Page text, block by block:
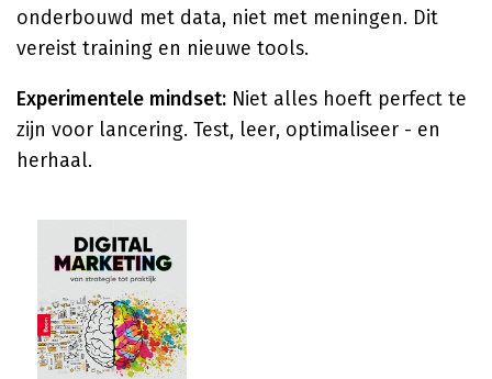
onderbouwd met data, niet met meningen. Dit
vereist training en nieuwe tools.
Experimentele mindset: Niet alles hoeft perfect te
zijn voor lancering. Test, leer, optimaliseer - en
herhaal.